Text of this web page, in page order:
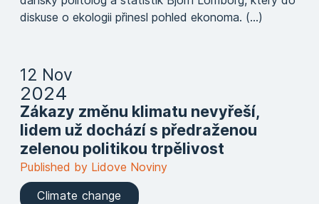
diskuse o ekologii přinesl pohled ekonoma. (...)
12 Nov
2024
Zákazy změnu klimatu nevyřeší,
lidem už dochází s předraženou
zelenou politikou trpělivost
Published by Lidove Noviny
Climate change